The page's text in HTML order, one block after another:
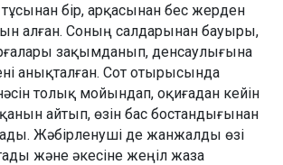
бір, арқасынан бес жерден
алған. Соның салдарынан бауыры,
зақымданып, денсаулығына
анықталған. Сот отырысында
толық мойындап, оқиғадан кейін
айтып, өзін бас бостандығынан
Жәбірленуші де жанжалды өзі
және әкесіне жеңіл жаза